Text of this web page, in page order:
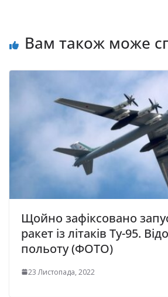
Вам також може
Щойно зафіксовано
ракет із літаків Ту-95.
польоту (ФОТО)
23 Листопада, 2022